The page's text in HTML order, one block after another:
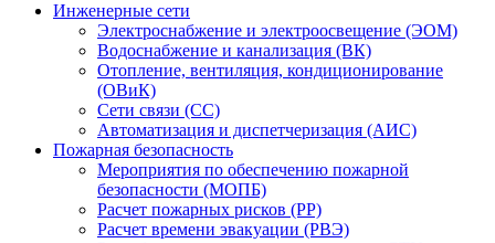
Инженерные сети
Электроснабжение и электроосвещение (ЭОМ)
Водоснабжение и канализация (ВК)
Отопление, вентиляция, кондиционирование
(ОВиК)
Сети связи (СС)
Автоматизация и диспетчеризация (АИС)
Пожарная безопасность
Мероприятия по обеспечению пожарной
безопасности (МОПБ)
Расчет пожарных рисков (РР)
Расчет времени эвакуации (РВЭ)